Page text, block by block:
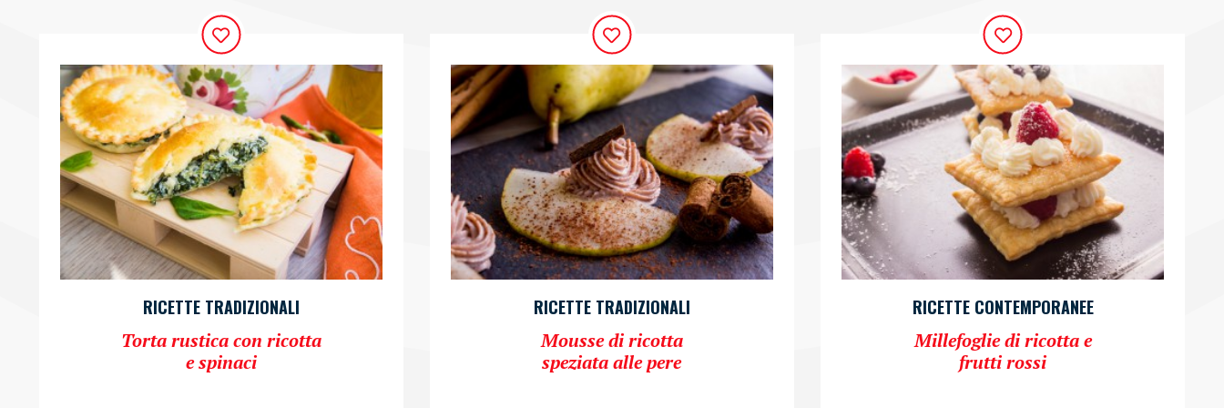
RICETTE TRADIZIONALI
Torta rustica con ricotta
e spinaci
RICETTE TRADIZIONALI
Mousse di ricotta
speziata alle pere
RICETTE CONTEMPORANEE
Millefoglie di ricotta e
frutti rossi